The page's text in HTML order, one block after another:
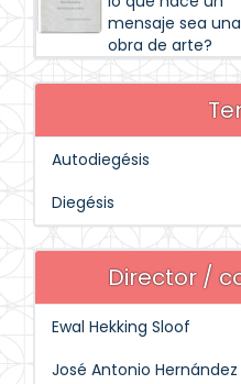
mensaje sea una
obra de arte?
Autodiegésis
Diegésis
Director /
Ewal Hekking Sloof
José Antonio Hernández